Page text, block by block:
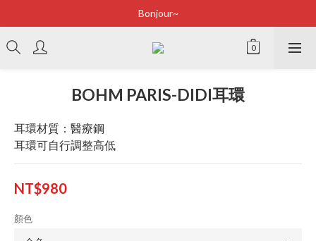
Bonjour~
Bonjour~
立即加入會員享有100元購物金
Bonjour~
BOHM PARIS-DIDI耳環
耳環材質：醫療鋼
耳環可自行調整高低
NT$980
顏色